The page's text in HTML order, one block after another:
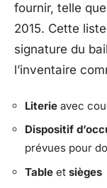
fournir, telle
2015. Cette
signature du
l’inventaire
Literie avec
Dispositif
prévues pour
Table et sièges